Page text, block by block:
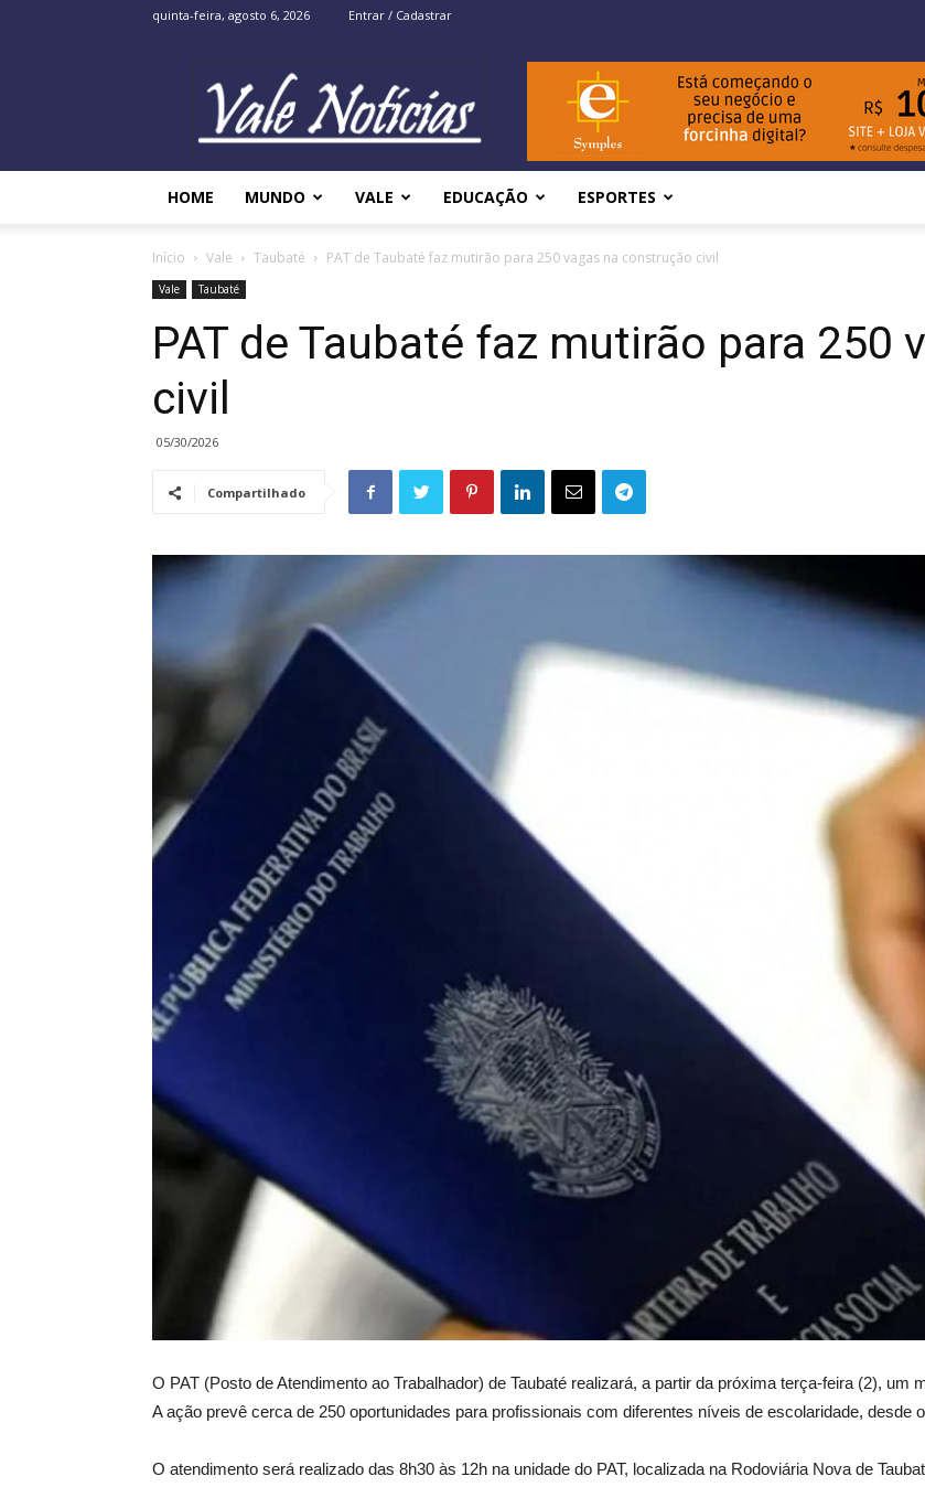
quinta-feira, agosto 6, 2026 Entrar / Cadastrar
Noticias
HOME MUNDO VALE EDUCAÇÃO ESPORTES
Início Vale Taubaté PAT de Taubaté faz mutirão para 250 vagas na construção civil
Vale Taubaté
PAT de Taubaté faz mutirão para 250
civil
05/30/2026
Compartilhado
O PAT (Posto de Atendimento ao Trabalhador) de Taubaté realizará, a partir da próxima terça-feira (2),
A ação prevê cerca de 250 oportunidades para profissionais com diferentes níveis de escolaridade, desde
O atendimento será realizado das 8h30 às 12h na unidade do PAT, localizada na Rodoviária Nova de